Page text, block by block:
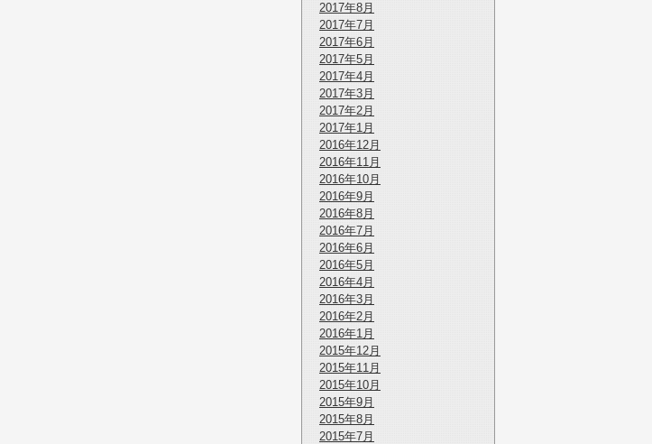
2017年8月
2017年7月
2017年6月
2017年5月
2017年4月
2017年3月
2017年2月
2017年1月
2016年12月
2016年11月
2016年10月
2016年9月
2016年8月
2016年7月
2016年6月
2016年5月
2016年4月
2016年3月
2016年2月
2016年1月
2015年12月
2015年11月
2015年10月
2015年9月
2015年8月
2015年7月